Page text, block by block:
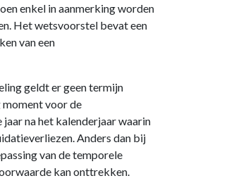
enkel in aanmerking worden
Het wetsvoorstel bevat een
van een
geldt er geen termijn
moment voor de
na het kalenderjaar waarin
Anders dan bij
van de temporele
kan onttrekken.